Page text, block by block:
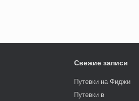
Свежие записи
Путевки на Фиджи
Путевки в